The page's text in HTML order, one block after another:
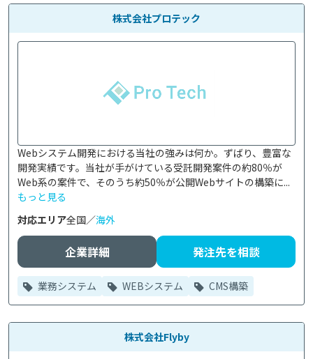
株式会社プロテック
Webシステム開発における当社の強みは何か。ずばり、豊富な
開発実績です。当社が手がけている受託開発案件の約80％が
Web系の案件で、そのうち約50％が公開Webサイトの構築に...
もっと見る
対応エリア全国／海外
企業詳細 発注先を相談
業務システム WEBシステム CMS構築
株式会社Flyby